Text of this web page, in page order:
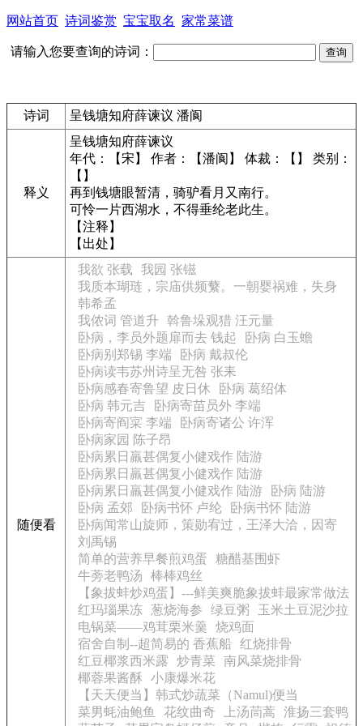
网站首页 诗词鉴赏 宝宝取名 家常菜谱
请输入您要查询的诗词：
诗词 呈钱塘知府薛谏议 潘阆
释义
呈钱塘知府薛谏议
年代：【宋】 作者：【潘阆】 体裁：【】 类别：
【】
再到钱塘眼暂清，骑驴看月又南行。
可怜一片西湖水，不得垂纶老此生。
【注释】
【出处】
随便看
我欲 张载
我园 张镃
我质本瑚琏，宗庙供频蘩。一朝婴祸难，失身
韩希孟
我侬词 管道升 斡鲁垛观猎 汪元量
卧病，李员外题扉而去 钱起
卧病 白玉蟾
卧病别郑锡 李端
卧病 戴叔伦
卧病读韦苏州诗呈无咎 张耒
卧病感春寄鲁望 皮日休
卧病 葛绍体
卧病 韩元吉
卧病寄苗员外 李端
卧病寄阎寀 李端
卧病寄诸公 许浑
卧病家园 陈子昂
卧病累日羸甚偶复小健戏作 陆游
卧病累日羸甚偶复小健戏作 陆游
卧病累日羸甚偶复小健戏作 陆游
卧病 陆游
卧病 孟郊
卧病书怀 卢纶
卧病书怀 陆游
卧病闻常山旋师，策勋宥过，王泽大洽，因寄
刘禹锡
简单的营养早餐煎鸡蛋
糖醋基围虾
牛蒡老鸭汤
棒棒鸡丝
【象拔蚌炒鸡蛋】---鲜美爽脆象拔蚌最家常做法
红玛瑙果冻 葱烧海参 绿豆粥
玉米土豆泥沙拉
电锅菜——鸡茸栗米羹
烧鸡面
宿舍自制--超简易的 香蕉船 红烧排骨
红豆椰浆西米露
炒青菜
南风菜烧排骨
椰蓉果酱酥
小康爆米花
【天天便当】韩式炒蔬菜（Namul)便当
菜男蚝油鲍鱼
花纹曲奇 上汤茼蒿
淮扬三套鸭